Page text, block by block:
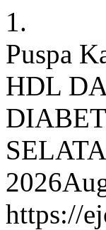
1.
Puspa
HDL
https://